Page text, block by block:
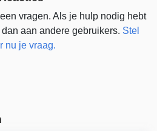
vragen. Als je hulp nodig hebt
aan andere gebruikers. Stel
nu je vraag.